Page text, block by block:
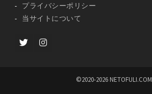
プライバシーポリシー
当サイトについて
©2020-2026 NETOFULI.COM